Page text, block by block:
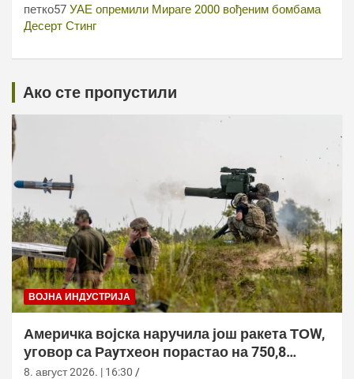
петко57 УАЕ опремили Мираге 2000 вођеним бомбама
Десерт Стинг
Ако сте пропустили
ВОЈНА ИНДУСТРИЈА
Америчка војска наручила још ракета ТОW,
уговор са Раyтхеон порастао на 750,8
милиона долара
8. август 2026. | 16:30